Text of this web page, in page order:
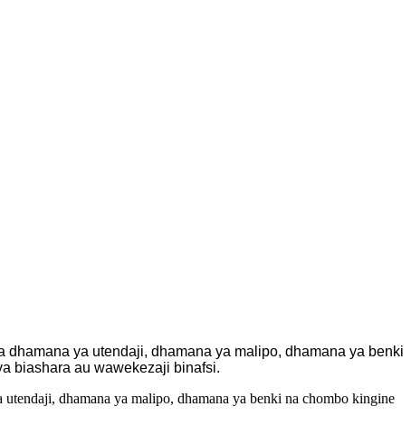
ya utendaji, dhamana ya malipo, dhamana ya benki
biashara au wawekezaji binafsi.
dhamana ya malipo, dhamana ya benki na chombo kingine